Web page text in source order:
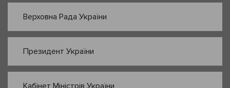
Верховна Рада України
Президент України
Кабінет Міністрів України